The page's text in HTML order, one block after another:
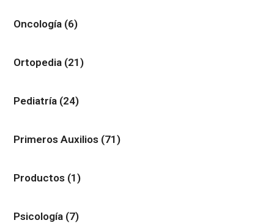
Oncología (6)
Ortopedia (21)
Pediatría (24)
Primeros Auxilios (71)
Productos (1)
Psicología (7)